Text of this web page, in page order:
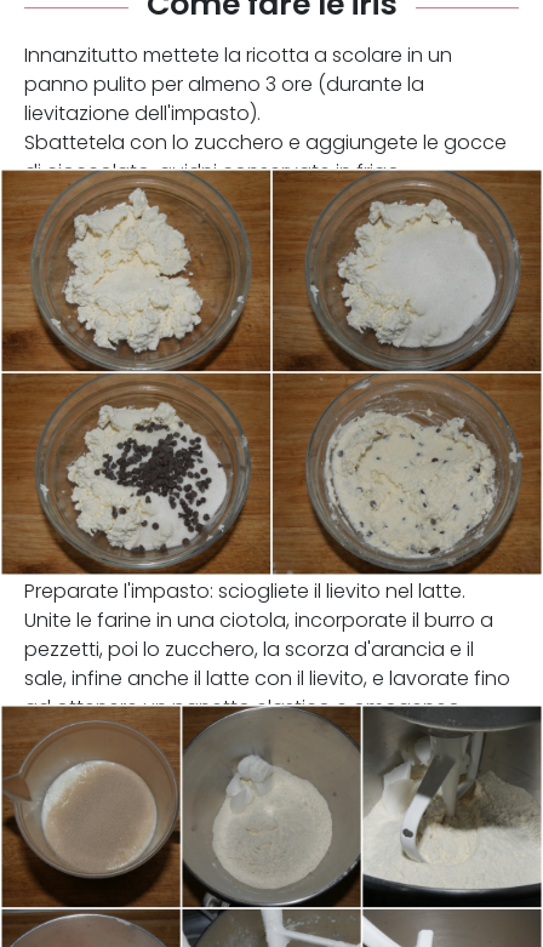
Innanzitutto mettete la ricotta a scolare in un
panno pulito per almeno 3 ore (durante la
lievitazione dell'impasto).
Sbattetela con lo zucchero e aggiungete le gocce
di cioccolato, quidni conservate in frigo.
Preparate l'impasto: sciogliete il lievito nel latte.
Unite le farine in una ciotola, incorporate il burro a
pezzetti, poi lo zucchero, la scorza d'arancia e il
sale, infine anche il latte con il lievito, e lavorate fino
ad ottenere un panetto elastico e omogeneo.